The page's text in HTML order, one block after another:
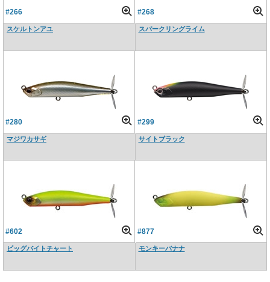
#266
スケルトンアユ
#268
スパークリングライム
#280
マジワカサギ
#299
サイトブラック
#602
ビッグバイトチャート
#877
モンキーバナナ